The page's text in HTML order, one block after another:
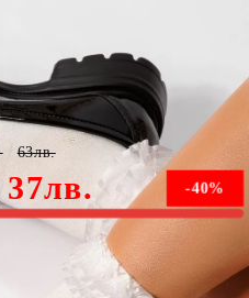
черни от лачена еко кожа
-40%
37лв.
63лв.